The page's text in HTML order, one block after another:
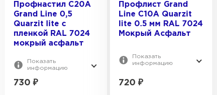
Профнастил С20А
Grand Line 0,5
Quarzit lite с
пленкой RAL 7024
мокрый асфальт
Показать
информацию
730 ₽
Профлист Grand
Line C10A Quarzit
lite 0.5 мм RAL 7024
Мокрый Асфальт
Показать
информацию
720 ₽